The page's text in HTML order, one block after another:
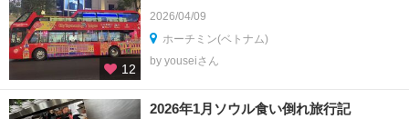
12
2026/04/09
ホーチミン(ベトナム)
by youseiさん
2026年1月ソウル食い倒れ旅行記